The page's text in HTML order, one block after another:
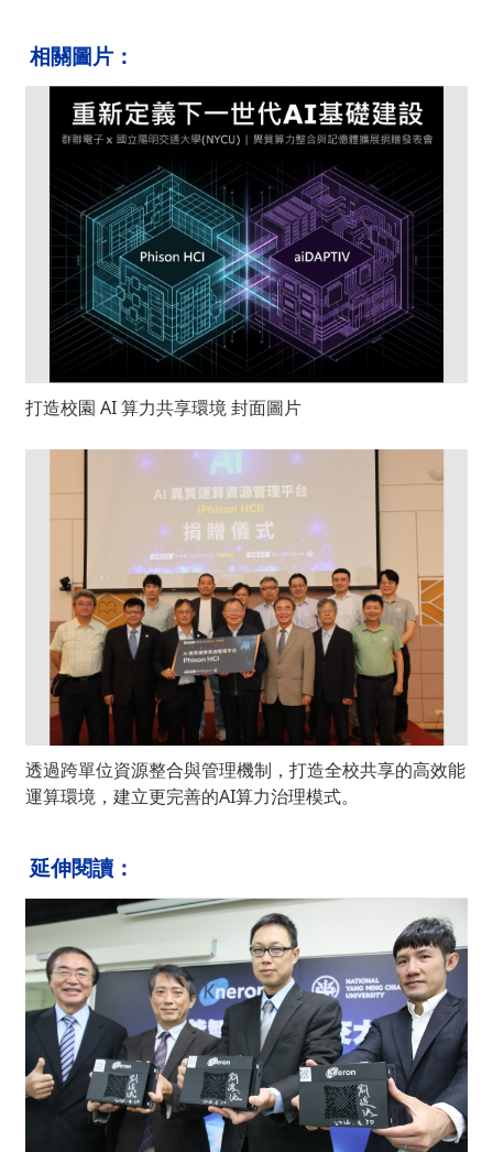
相關圖片：
打造校園 AI 算力共享環境 封面圖片
透過跨單位資源整合與管理機制，打造全校共享的高效能
運算環境，建立更完善的AI算力治理模式。
延伸閱讀：